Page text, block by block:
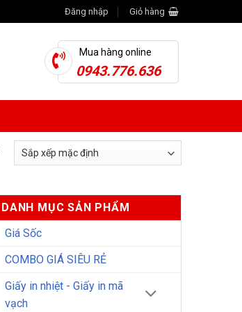
Đăng nhập Giỏ hàng
Mua hàng online
0943.776.636
DANH MỤC SẢN PHẨM
Giá Sốc
COMBO GIÁ SIÊU RẺ
Giấy in nhiệt - Giấy in mã
vạch